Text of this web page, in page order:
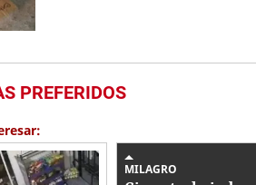
PREFERIDOS
MILAGRO